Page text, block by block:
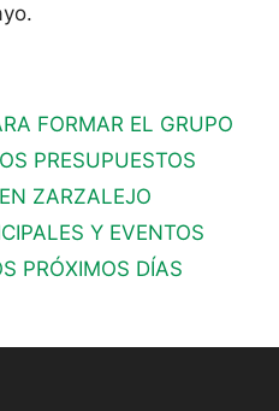
FORMAR EL GRUPO
PRESUPUESTOS
ZARZALEJO
Y EVENTOS
PRÓXIMOS DÍAS